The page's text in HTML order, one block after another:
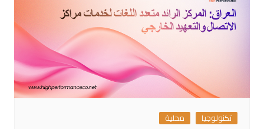
تكنولوجيا محلية